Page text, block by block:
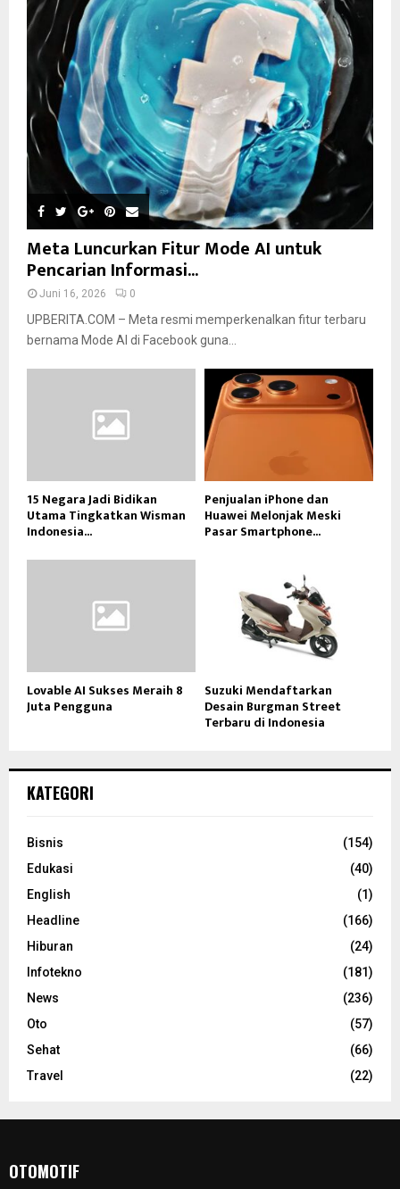
Meta Luncurkan Fitur Mode AI untuk
Pencarian Informasi...
Juni 16, 2026 0
UPBERITA.COM – Meta resmi memperkenalkan fitur terbaru
bernama Mode AI di Facebook guna...
15 Negara Jadi Bidikan
Utama Tingkatkan Wisman
Indonesia...
Penjualan iPhone dan
Huawei Melonjak Meski
Pasar Smartphone...
Lovable AI Sukses Meraih 8
Juta Pengguna
Suzuki Mendaftarkan
Desain Burgman Street
Terbaru di Indonesia
KATEGORI
Bisnis
(154)
Edukasi
(40)
English
(1)
Headline
(166)
Hiburan
(24)
Infotekno
(181)
News
(236)
Oto
(57)
Sehat
(66)
Travel
(22)
OTOMOTIF